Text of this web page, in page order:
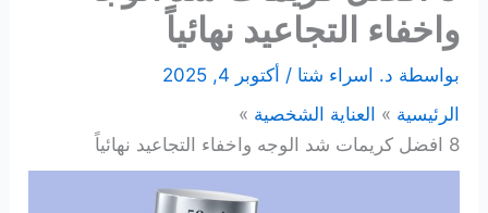
واخفاء التجاعيد نهائياً
بواسطة د. اسراء شتا/ أكتوبر 4, 2025
الرئيسية
العناية الشخصية
8 افضل كريمات شد الوجه واخفاء التجاعيد نهائياً